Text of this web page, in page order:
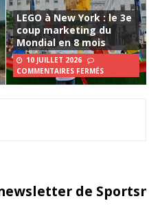
LEGO à New York : le 3e
coup marketing du
Mondial en 8 mois
10 JUILLET 2026
COMMENTAIRES FERMÉS
de